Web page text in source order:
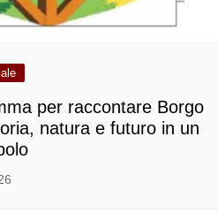
per raccontare Borgo
natura e futuro in un